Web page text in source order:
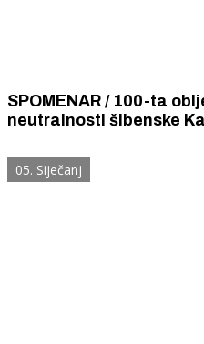
SPOMENAR / 100-ta
neutralnosti šibenske
05. Siječanj